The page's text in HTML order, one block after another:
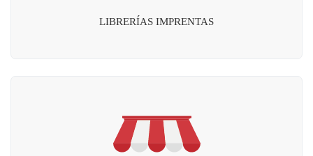
LIBRERÍAS IMPRENTAS